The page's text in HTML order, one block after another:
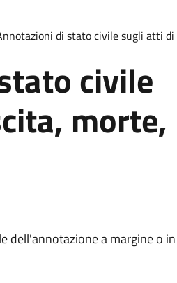
di stato civile sugli atti
civile
morte,
dell'annotazione a margine o in